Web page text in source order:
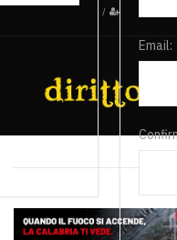
/
Email: